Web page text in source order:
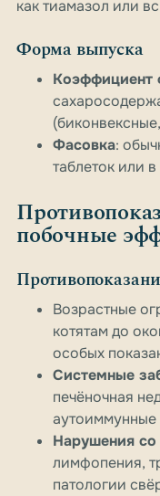
как тиамазол или
Форма выпуска
Фасовка:
таблеток или
побочные
Возрастные
котятам до
особых
Системные
печёночная
аутоиммунные
Нарушения
лимфопения,
патологии